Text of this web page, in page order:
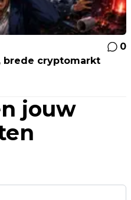
0
brede cryptomarkt
jouw